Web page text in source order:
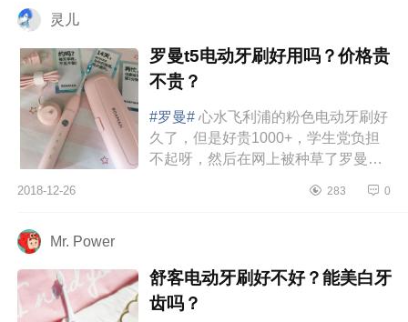
灵儿
罗曼t5电动牙刷好用吗？价格贵
不贵？
#罗曼# 心水飞利浦的粉色电动牙刷好
久了，但是好贵1000+，学生党负担
不起呀，然后在网上被种草了罗曼的
八个刷头+两年保修（只换不修）...
2018-12-26 283 0
Mr. Power
舒客电动牙刷好不好？能美白牙
齿吗？